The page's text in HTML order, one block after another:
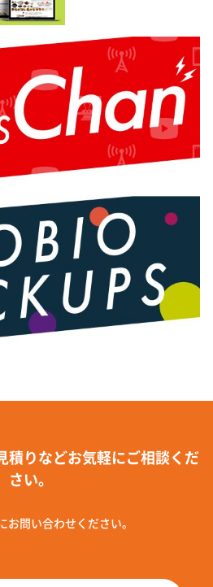
積りなどお気軽にご相談くだ
さい。
お問い合わせください。